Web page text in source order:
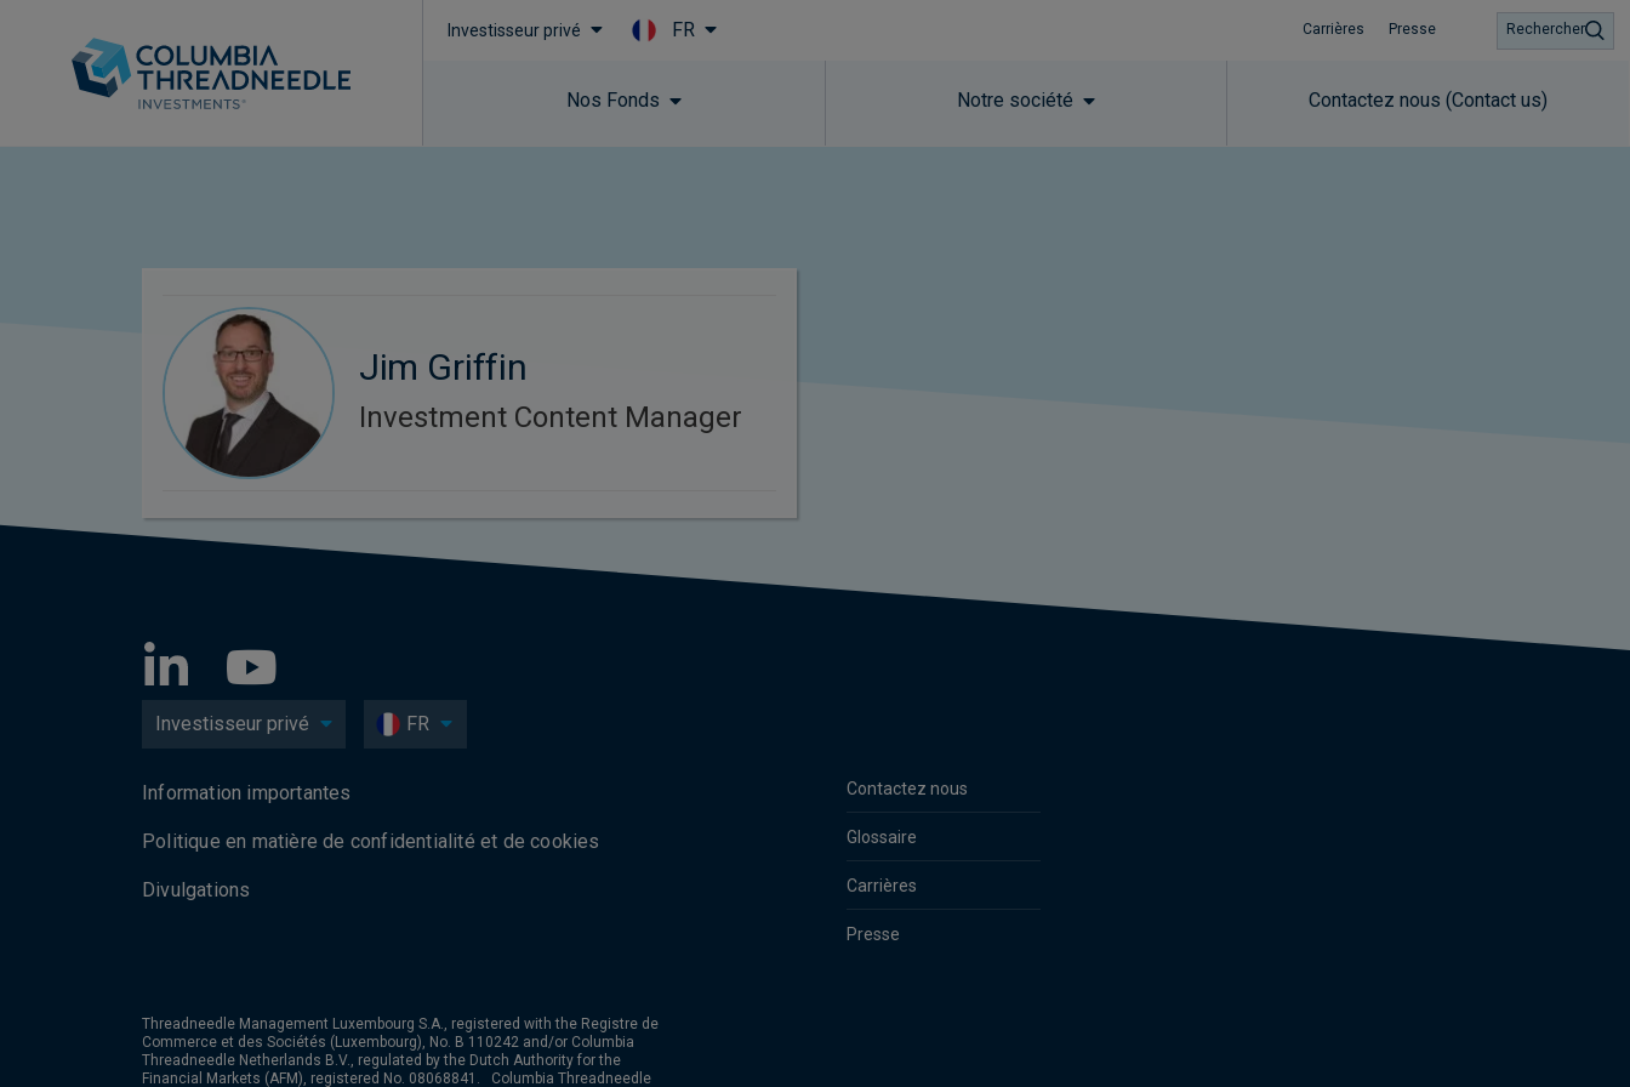
Investisseur privé FR Carrières Presse
Nos Fonds Notre société Contactez nous (Contact us)
Rechercher
Jim Griffin
Investment Content Manager
Investisseur privé FR
Contactez nous
Glossaire
Carrières
Presse
Information importantes
Politique en matière de confidentialité et de cookies
Divulgations
Threadneedle Management Luxembourg S.A., registered with the Registre de
Commerce et des Sociétés (Luxembourg), No. B 110242 and/or Columbia
Threadneedle Netherlands B.V., regulated by the Dutch Authority for the
Financial Markets (AFM), registered No. 08068841. Columbia Threadneedle